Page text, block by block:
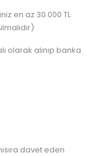
en az 30.000 TL
olarak alınıp banka
davet eden